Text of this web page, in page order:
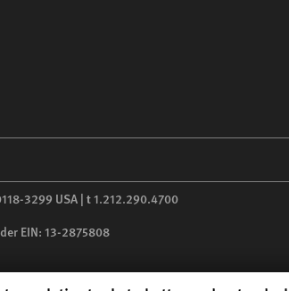
3299 USA | t1.212.290.4700
EIN: 13-2875808